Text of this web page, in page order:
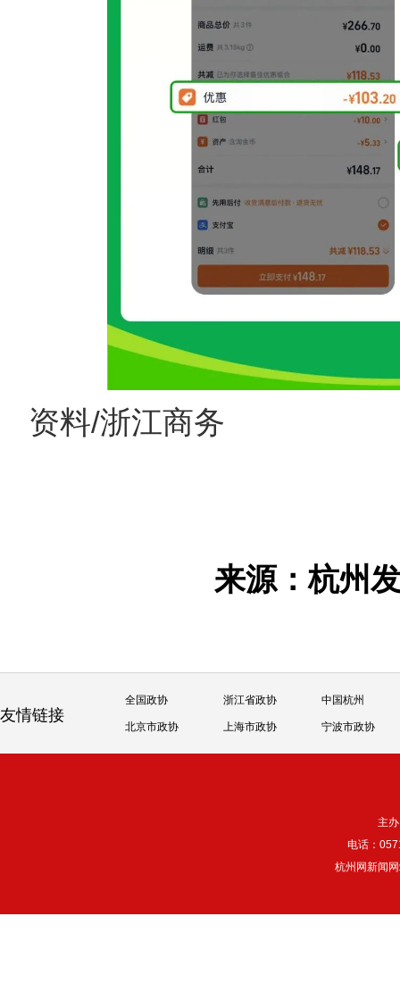
资料/浙江商务
来源：杭
友情链接
全国政协 浙江省政协 中国杭州
北京市政协 上海市政协 宁波市政协
主
电话：
杭州网新闻